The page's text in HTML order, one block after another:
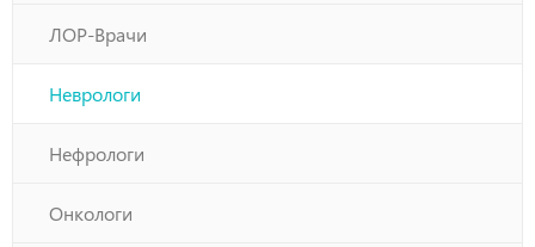
ЛОР-Врачи
Неврологи
Нефрологи
Онкологи